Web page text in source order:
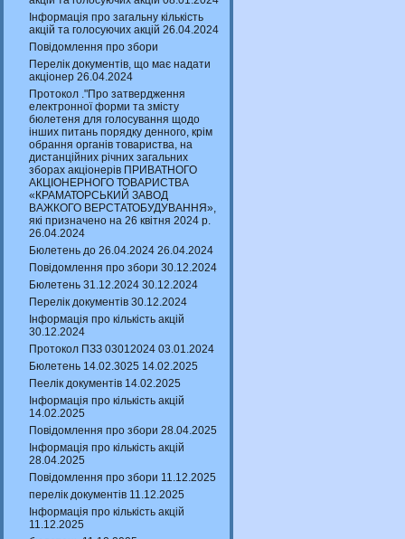
Інформація про загальну кількість
акцій та голосуючих акцій 26.04.2024
Повідомлення про збори
Перелік документів, що має надати
акціонер 26.04.2024
Протокол ."Про затвердження
електронної форми та змісту
бюлетеня для голосування щодо
інших питань порядку денного, крім
обрання органів товариства, на
дистанційних річних загальних
зборах акціонерів ПРИВАТНОГО
АКЦІОНЕРНОГО ТОВАРИСТВА
«КРАМАТОРСЬКИЙ ЗАВОД
ВАЖКОГО ВЕРСТАТОБУДУВАННЯ»,
які призначено на 26 квітня 2024 р.
26.04.2024
Бюлетень до 26.04.2024 26.04.2024
Повідомлення про збори 30.12.2024
Бюлетень 31.12.2024 30.12.2024
Перелік документів 30.12.2024
Інформація про кількість акцій
30.12.2024
Протокол ПЗЗ 03012024 03.01.2024
Бюлетень 14.02.3025 14.02.2025
Пеелік документів 14.02.2025
Інформація про кількість акцій
14.02.2025
Повідомлення про збори 28.04.2025
Інформація про кількість акцій
28.04.2025
Повідомлення про збори 11.12.2025
перелік документів 11.12.2025
Інформація про кількість акцій
11.12.2025